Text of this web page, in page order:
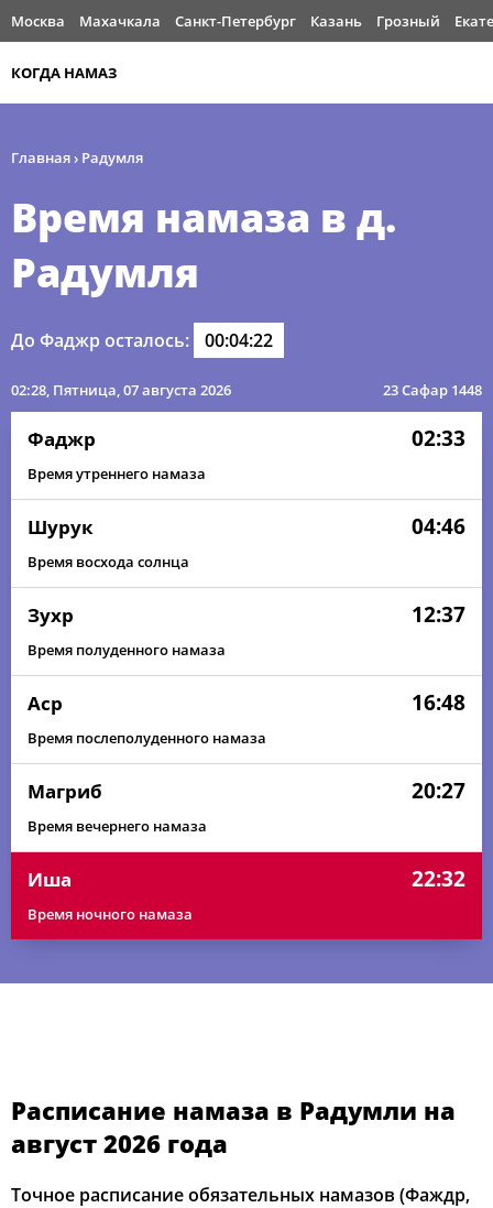
Москва Махачкала Санкт-Петербург Казань Грозный
КОГДА НАМАЗ
Главная› Радумля
Время намаза в д.
Радумля
До Фаджр осталось: 00:04:21
02:28, Пятница, 07 августа 2026 23 Сафар 1448
Фаджр 02:33
Время утреннего намаза
Шурук 04:46
Время восхода солнца
Зухр 12:37
Время полуденного намаза
Аср 16:48
Время послеполуденного намаза
Магриб 20:27
Время вечернего намаза
Иша 22:32
Время ночного намаза
Расписание намаза в Радумли на
август 2026 года
Точное расписание обязательных намазов (Фаждр,